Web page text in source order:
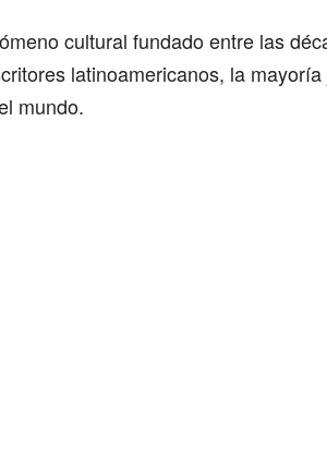
cultural fundado entre las
latinoamericanos, la
mundo.